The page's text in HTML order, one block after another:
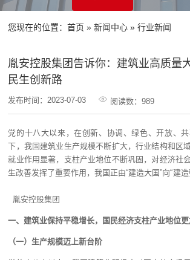
您现在的位置：首页 »新闻中心 »行业新闻
胤安控股集团告诉你：建筑业高质量
民生创新路
发布时间：2023-07-03 阅读数：989
党的十八大以来，在创新、协调、绿色、开放、
下，我国建筑业生产规模不断扩大，行业结构和区
就业作用显著，支柱产业地位不断巩固，对经济社
生改善发挥了重要作用，我国正由“建造大国”向“
胤安控股集团
一、建筑业保持平稳增长，国民经济支柱产业地位更
（一）生产规模迈上新台阶